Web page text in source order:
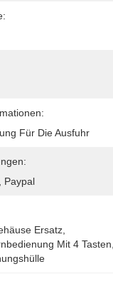
Für Die Ausfuhr
Paypal
Ersatz
Mit 4 Tasten